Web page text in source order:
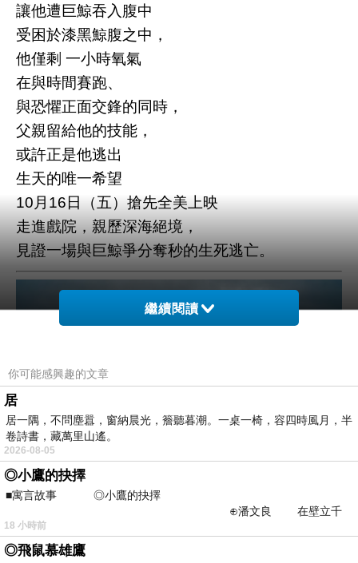
讓他遭巨鯨吞入腹中
受困於漆黑鯨腹之中，
他僅剩 一小時氧氣
在與時間賽跑、
與恐懼正面交鋒的同時，
父親留給他的技能，
或許正是他逃出
生天的唯一希望
10月16日（五）搶先全美上映
走進戲院，親歷深海絕境，
見證一場與巨鯨爭分奪秒的生死逃亡。
上一篇：橡樹街末日
繼續閱讀
你可能感興趣的文章
居
居一隅，不問塵囂，窗納晨光，簷聽暮潮。一桌一椅，容四時風月，半
卷詩書，藏萬里山遙。
2026-08-05
◎小鷹的抉擇
■寓言故事 ◎小鷹的抉擇
⊕潘文良 在壁立千
仞的懸崖上，有一座遮天蔽
18 小時前
◎飛鼠慕雄鷹